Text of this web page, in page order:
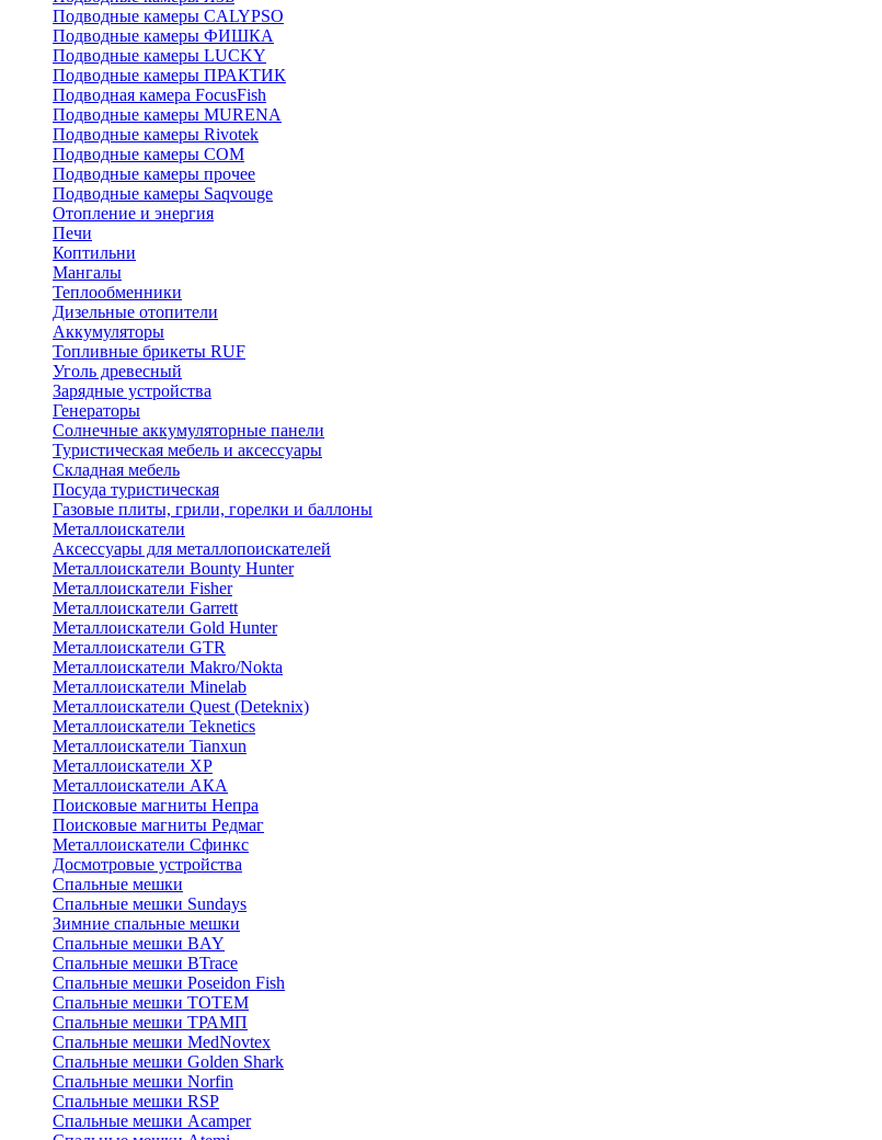
Подводные камеры CALYPSO
Подводные камеры ФИШКА
Подводные камеры LUCKY
Подводные камеры ПРАКТИК
Подводная камера FocusFish
Подводные камеры MURENA
Подводные камеры Rivotek
Подводные камеры СОМ
Подводные камеры прочее
Подводные камеры Saqvouge
Отопление и энергия
Печи
Коптильни
Мангалы
Теплообменники
Дизельные отопители
Аккумуляторы
Топливные брикеты RUF
Уголь древесный
Зарядные устройства
Генераторы
Солнечные аккумуляторные панели
Туристическая мебель и аксессуары
Складная мебель
Посуда туристическая
Газовые плиты, грили, горелки и баллоны
Металлоискатели
Аксессуары для металлопоискателей
Металлоискатели Bounty Hunter
Металлоискатели Fisher
Металлоискатели Garrett
Металлоискатели Gold Hunter
Металлоискатели GTR
Металлоискатели Makro/Nokta
Металлоискатели Minelab
Металлоискатели Quest (Deteknix)
Металлоискатели Teknetics
Металлоискатели Tianxun
Металлоискатели XP
Металлоискатели АКА
Поисковые магниты Непра
Поисковые магниты Редмаг
Металлоискатели Сфинкс
Досмотровые устройства
Спальные мешки
Спальные мешки Sundays
Зимние спальные мешки
Спальные мешки BAY
Спальные мешки BTrace
Спальные мешки Poseidon Fish
Спальные мешки ТОТЕМ
Спальные мешки ТРАМП
Cпальные мешки MedNovtex
Спальные мешки Golden Shark
Спальные мешки Norfin
Спальные мешки RSP
Спальные мешки Acamper